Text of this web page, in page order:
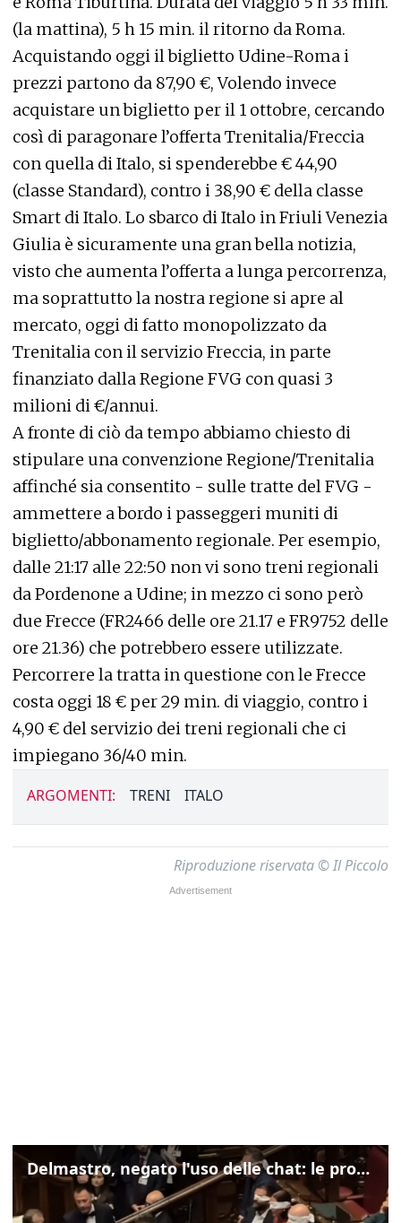
(la mattina), 5 h 15 min. il ritorno da Roma.
Acquistando oggi il biglietto Udine-Roma i
prezzi partono da 87,90 €, Volendo invece
acquistare un biglietto per il 1 ottobre, cercando
così di paragonare l’offerta Trenitalia/Freccia
con quella di Italo, si spenderebbe € 44,90
(classe Standard), contro i 38,90 € della classe
Smart di Italo. Lo sbarco di Italo in Friuli Venezia
Giulia è sicuramente una gran bella notizia,
visto che aumenta l’offerta a lunga percorrenza,
ma soprattutto la nostra regione si apre al
mercato, oggi di fatto monopolizzato da
Trenitalia con il servizio Freccia, in parte
finanziato dalla Regione FVG con quasi 3
milioni di €/annui.
A fronte di ciò da tempo abbiamo chiesto di
stipulare una convenzione Regione/Trenitalia
affinché sia consentito - sulle tratte del FVG -
ammettere a bordo i passeggeri muniti di
biglietto/abbonamento regionale. Per esempio,
dalle 21:17 alle 22:50 non vi sono treni regionali
da Pordenone a Udine; in mezzo ci sono però
due Frecce (FR2466 delle ore 21.17 e FR9752 delle
ore 21.36) che potrebbero essere utilizzate.
Percorrere la tratta in questione con le Frecce
costa oggi 18 € per 29 min. di viaggio, contro i
4,90 € del servizio dei treni regionali che ci
impiegano 36/40 min.
ARGOMENTI: TRENI ITALO
Riproduzione riservata © Il Piccolo
Delmastro, negato l'uso delle chat: le proteste di Avs e M5s